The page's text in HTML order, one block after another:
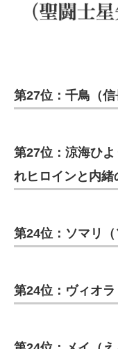
第27位：千鳥（信
第27位：涼海ひ
れヒロインと内緒
第24位：ソマリ（
第24位：ヴィオラ